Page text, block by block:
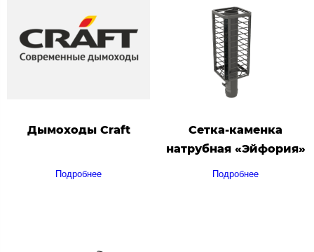
Дымоходы Craft
Подробнее
Сетка-каменка
натрубная «Эйфория»
Подробнее